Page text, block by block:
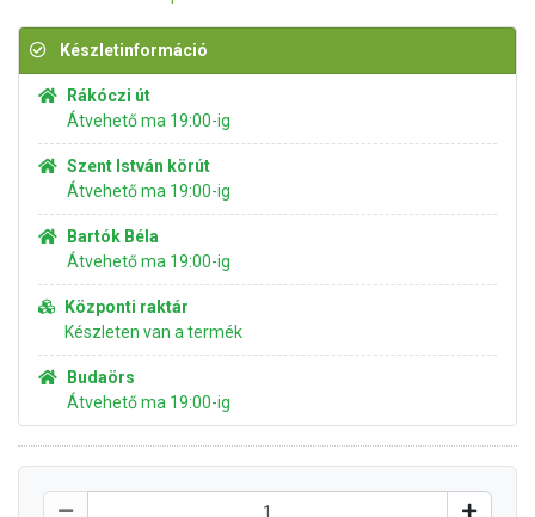
Készletinformáció
Rákóczi út
Átvehető ma 19:00-ig
Szent István körút
Átvehető ma 19:00-ig
Bartók Béla
Átvehető ma 19:00-ig
Központi raktár
Készleten van a termék
Budaörs
Átvehető ma 19:00-ig